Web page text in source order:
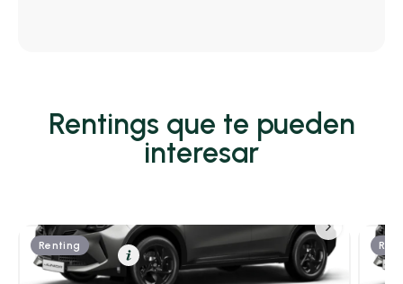
Rentings que te pueden
interesar
Renting
Eléctrico Resumen